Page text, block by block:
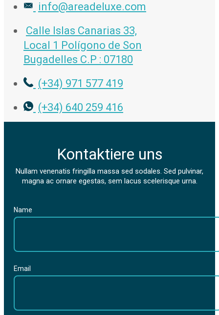
info@areadeluxe.com
Calle Islas Canarias 33,
Local 1 Polígono de Son
Bugadelles C.P : 07180
(+34) 971 577 419
(+34) 640 259 416
Kontaktiere uns
Nullam venenatis fringilla massa sed sodales. Sed pulvinar,
magna ac ornare egestas, sem lacus scelerisque urna.
Name
Email